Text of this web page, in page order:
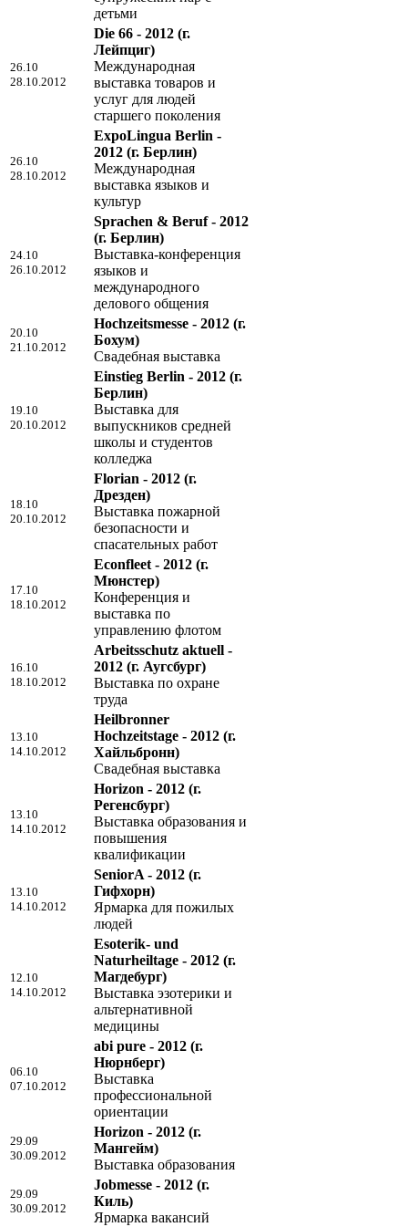
детьми
26.10
28.10.2012
Die 66 - 2012 (г.
Лейпциг)
Международная
выставка товаров и
услуг для людей
старшего поколения
26.10
28.10.2012
ExpoLingua Berlin -
2012 (г. Берлин)
Международная
выставка языков и
культур
24.10
26.10.2012
Sprachen & Beruf - 2012
(г. Берлин)
Выставка-конференция
языков и
международного
делового общения
20.10
21.10.2012
Hochzeitsmesse - 2012 (г.
Бохум)
Свадебная выставка
19.10
20.10.2012
Einstieg Berlin - 2012 (г.
Берлин)
Выставка для
выпускников средней
школы и студентов
колледжа
18.10
20.10.2012
Florian - 2012 (г.
Дрезден)
Выставка пожарной
безопасности и
спасательных работ
17.10
18.10.2012
Econfleet - 2012 (г.
Мюнстер)
Конференция и
выставка по
управлению флотом
16.10
18.10.2012
Arbeitsschutz aktuell -
2012 (г. Аугсбург)
Выставка по охране
труда
13.10
14.10.2012
Heilbronner
Hochzeitstage - 2012 (г.
Хайльбронн)
Свадебная выставка
13.10
14.10.2012
Horizon - 2012 (г.
Регенсбург)
Выставка образования и
повышения
квалификации
13.10
14.10.2012
SeniorA - 2012 (г.
Гифхорн)
Ярмарка для пожилых
людей
12.10
14.10.2012
Esoterik- und
Naturheiltage - 2012 (г.
Магдебург)
Выставка эзотерики и
альтернативной
медицины
06.10
07.10.2012
abi pure - 2012 (г.
Нюрнберг)
Выставка
профессиональной
ориентации
29.09
30.09.2012
Horizon - 2012 (г.
Мангейм)
Выставка образования
29.09
30.09.2012
Jobmesse - 2012 (г.
Киль)
Ярмарка вакансий